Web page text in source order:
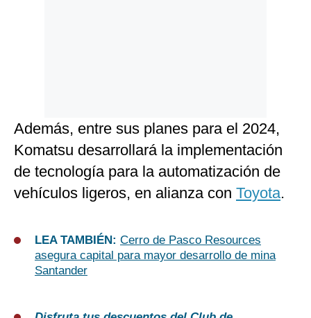
Además, entre sus planes para el 2024,
Komatsu desarrollará la implementación
de tecnología para la automatización de
vehículos ligeros, en alianza con Toyota.
LEA TAMBIÉN: Cerro de Pasco Resources
asegura capital para mayor desarrollo de mina
Santander